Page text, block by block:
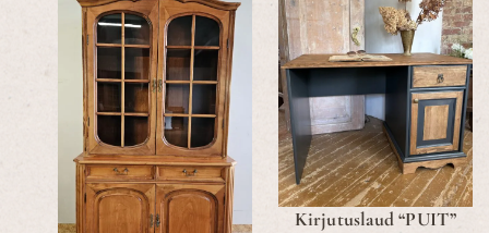
Kirjutuslaud “PUIT”